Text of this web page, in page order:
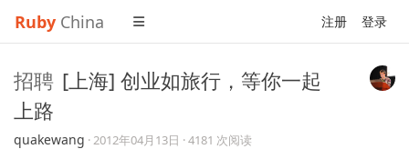
Ruby China 注册 登录
招聘 [上海] 创业如旅行，等你一起
上路
quakewang ·2012年04月13日 · 4181 次阅读